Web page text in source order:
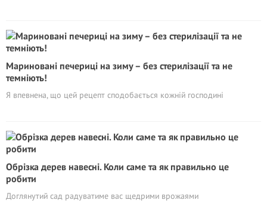
Мариновані печериці на зиму – без стерилiзації та не
темніють!
Я впевнена, що цей рецепт сподобається кожній господині
Обрізка дерев навесні. Коли саме та як правильно це
робити
Доглянутий сад радуватиме вас щедрими врожаями